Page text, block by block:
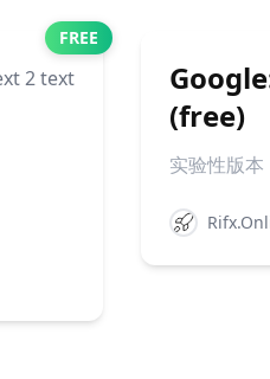
FREE
2 text
(free)
实验性版